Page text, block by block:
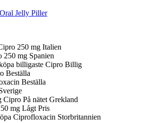
Jelly Piller
250 mg Italien
250 mg Spanien
billigaste Cipro Billig
Beställa
Beställa
Cipro På nätet Grekland
mg Lågt Pris
Ciprofloxacin Storbritannien